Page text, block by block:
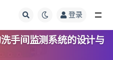
登录
手间监测系统的设计与